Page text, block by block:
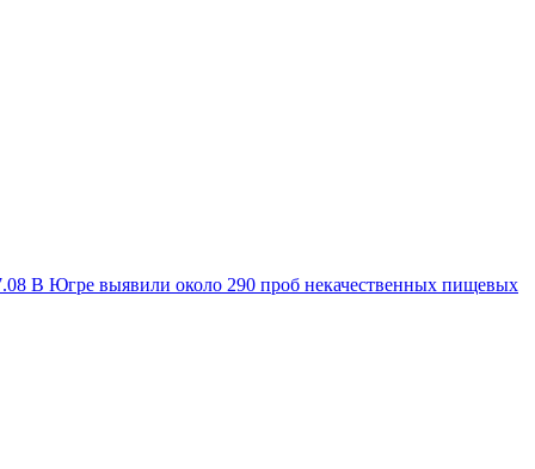
В Югре выявили около 290 проб некачественных пищевых